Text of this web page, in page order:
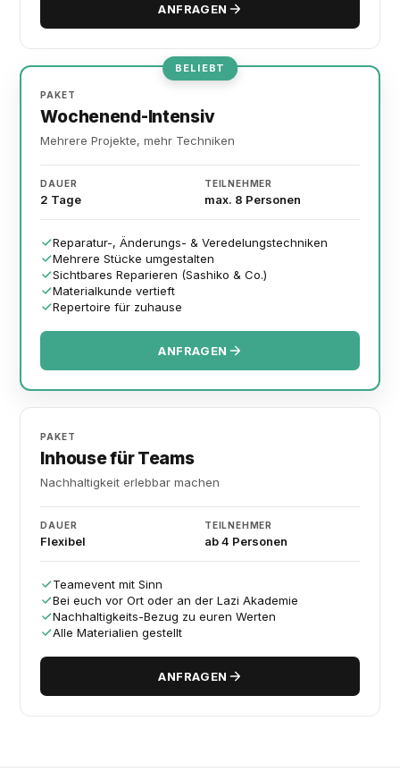
ANFRAGEN
BELIEBT
PAKET
Wochenend-Intensiv
Mehrere Projekte, mehr Techniken
DAUER
2 Tage
TEILNEHMER
max. 8 Personen
Reparatur-, Änderungs- & Veredelungstechniken
Mehrere Stücke umgestalten
Sichtbares Reparieren (Sashiko & Co.)
Materialkunde vertieft
Repertoire für zuhause
ANFRAGEN
PAKET
Inhouse für Teams
Nachhaltigkeit erlebbar machen
DAUER
Flexibel
TEILNEHMER
ab 4 Personen
Teamevent mit Sinn
Bei euch vor Ort oder an der Lazi Akademie
Nachhaltigkeits-Bezug zu euren Werten
Alle Materialien gestellt
ANFRAGEN